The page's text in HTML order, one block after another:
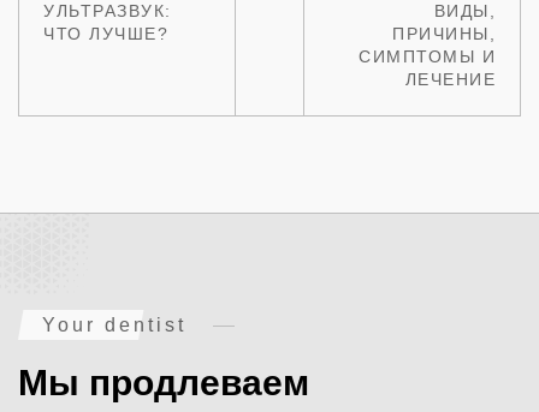
УЛЬТРАЗВУК:
ЧТО ЛУЧШЕ?
ВИДЫ,
ПРИЧИНЫ,
СИМПТОМЫ И
ЛЕЧЕНИЕ
Your dentist
Мы продлеваем